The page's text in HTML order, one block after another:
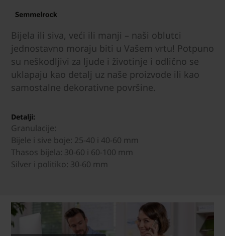
Bijela ili siva, veći ili manji – naši oblutci
jednostavno moraju biti u Vašem vrtu! Potpuno
su neškodljivi za ljude i životinje i odlično se
uklapaju kao detalj uz naše proizvode ili kao
samostalne dekorativne površine.
Detalji:
Granulacije:
Bijele i sive boje: 25-40 i 40-60 mm
Thasos bijela: 30-60 i 60-100 mm
Silver i politiko: 30-60 mm